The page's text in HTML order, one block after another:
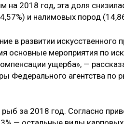
на 2018 год, эта доля
и налимовых пород
в развитии искусственного
основные мероприятия по
ущерба», —
Федерального агентства по
за 2018 год. Согласно